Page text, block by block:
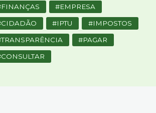
FINANÇAS EMPRESA
CIDADÃO IPTU IMPOSTOS
TRANSPARÊNCIA PAGAR
CONSULTAR